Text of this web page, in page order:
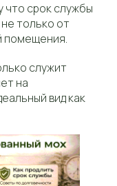
что срок службы
только от
помещения.
служит
на
вид как